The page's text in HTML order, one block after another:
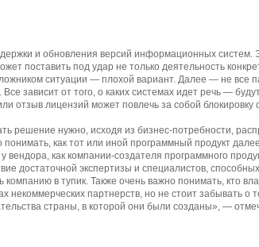
и обновления версий информационных систем.
поставить под удар не только деятельность
ситуации — плохой вариант. Далее — не все
зависит от того, о каких системах идет речь —
отзыв лицензий может повлечь за собой блокировку
решение нужно, исходя из бизнес-потребности,
как тот или иной программный продукт
вендора, как компании-создателя программного
достаточной экспертизы и специалистов,
в тупик. Также очень важно понимать, кто
партнерств, но не стоит забывать о
страны, в которой они были созданы», —